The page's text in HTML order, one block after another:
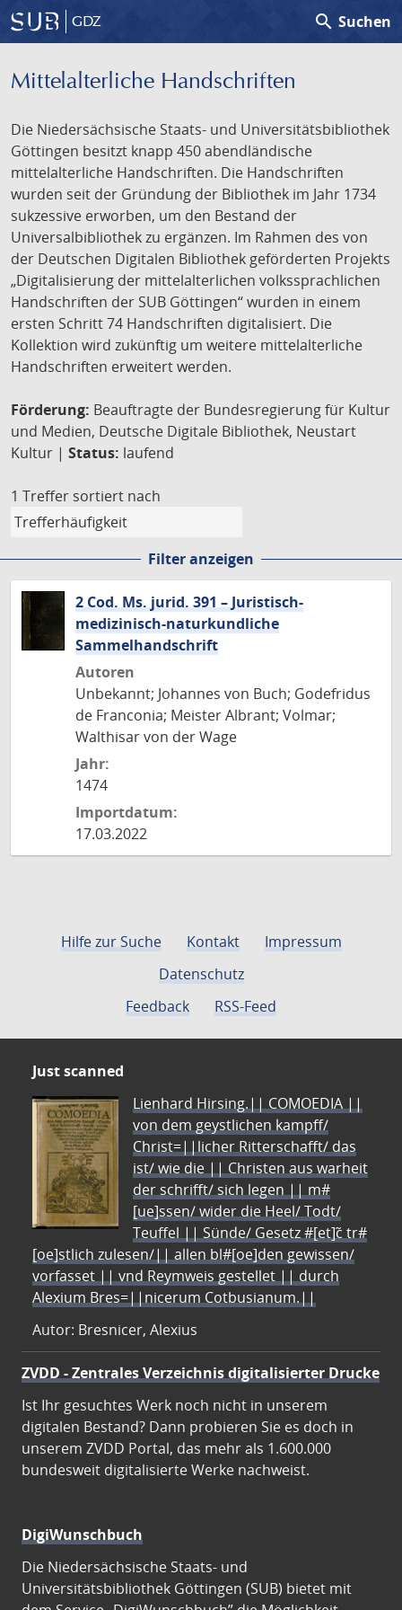
GDZ search Suchen
Mittelalterliche Handschriften
Die Niedersächsische Staats- und Universitätsbibliothek
Göttingen besitzt knapp 450 abendländische
mittelalterliche Handschriften. Die Handschriften
wurden seit der Gründung der Bibliothek im Jahr 1734
sukzessive erworben, um den Bestand der
Universalbibliothek zu ergänzen. Im Rahmen des von
der Deutschen Digitalen Bibliothek geförderten Projekts
„Digitalisierung der mittelalterlichen volkssprachlichen
Handschriften der SUB Göttingen“ wurden in einem
ersten Schritt 74 Handschriften digitalisiert. Die
Kollektion wird zukünftig um weitere mittelalterliche
Handschriften erweitert werden.
Förderung: Beauftragte der Bundesregierung für Kultur
und Medien, Deutsche Digitale Bibliothek, Neustart
Kultur | Status: laufend
1 Treffer sortiert nach
Filter anzeigen
2 Cod. Ms. jurid. 391 – Juristisch-
medizinisch-naturkundliche
Sammelhandschrift
Autoren
Unbekannt; Johannes von Buch; Godefridus
de Franconia; Meister Albrant; Volmar;
Walthisar von der Wage
Jahr:
1474
Importdatum:
17.03.2022
Hilfe zur Suche Kontakt
Impressum
Datenschutz
Feedback
RSS-Feed
Just scanned
Lienhard Hirsing.|| COMOEDIA ||
von dem geystlichen kampff/
Christ=||licher Ritterschafft/ das
ist/ wie die || Christen aus warheit
der schrifft/ sich legen || m#
[ue]ssen/ wider die Heel/ Todt/
Teuffel || Sünde/ Gesetz #[et]c̃ tr#
[oe]stlich zulesen/|| allen bl#[oe]den gewissen/
vorfasset || vnd Reymweis gestellet || durch
Alexium Bres=||nicerum Cotbusianum.||
Autor: Bresnicer, Alexius
ZVDD - Zentrales Verzeichnis digitalisierter Drucke
Ist Ihr gesuchtes Werk noch nicht in unserem
digitalen Bestand? Dann probieren Sie es doch in
unserem ZVDD Portal, das mehr als 1.600.000
bundesweit digitalisierte Werke nachweist.
DigiWunschbuch
Die Niedersächsische Staats- und
Universitätsbibliothek Göttingen (SUB) bietet mit